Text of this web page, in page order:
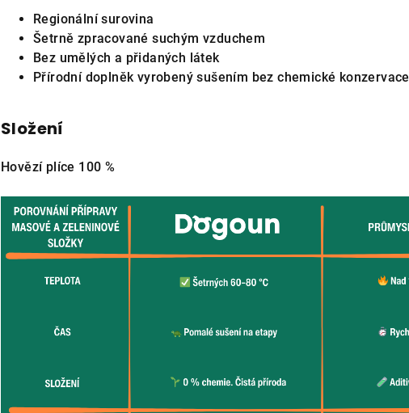
Regionální surovina
Šetrně zpracované suchým vzduchem
Bez umělých a přidaných látek
Přírodní doplněk vyrobený sušením bez chemické konzervace
Složení
Hovězí plíce 100 %